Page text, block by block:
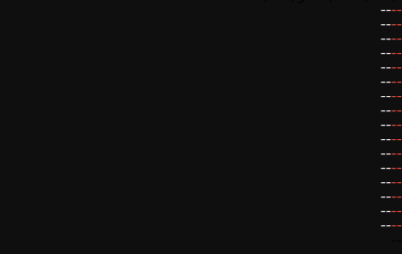
--
--
--
--
--
--
--
--
--
--
--
--
--
--
--
--
--
--
--
--
--
--
--
--
--
--
--
--
--
--
--
--